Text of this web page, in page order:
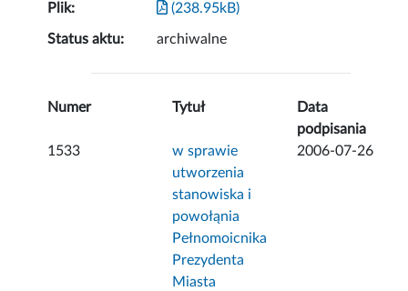
Plik: (238.95kB)
Status aktu: archiwalne
Numer Tytuł
Data
podpisania
1533
w sprawie
utworzenia
stanowiska i
powołąnia
Pełnomoicnika
Prezydenta
Miasta
2006-07-26